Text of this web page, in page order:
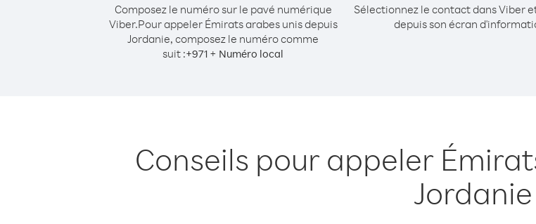
Composez le numéro sur le pavé numérique
Viber.Pour appeler Émirats arabes unis depuis
Jordanie, composez le numéro comme
suit :+971 + Numéro local
Sélectionnez le contact dans Viber
depuis son écran
Conseils pour appeler
Jordanie